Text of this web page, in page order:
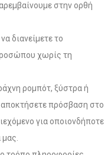
στην ορθή
διανείμετε το
χωρίς τη
ρομπότ, ξύστρα ή
πρόσβαση στο
για οποιονδήποτε